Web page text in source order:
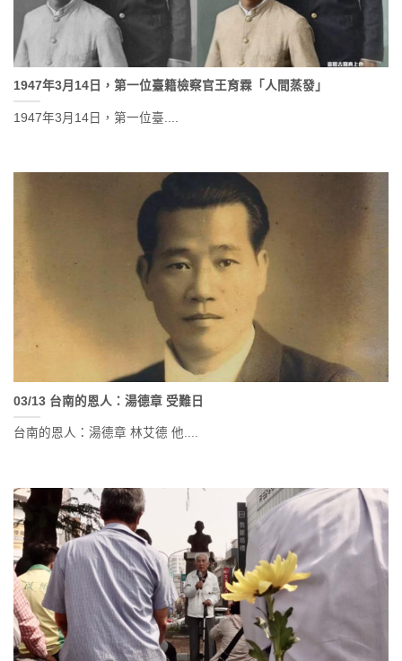
1947年3月14日，第一位臺籍檢察官王育霖「人間蒸發」
1947年3月14日，第一位臺....
03/13 台南的恩人：湯德章 受難日
台南的恩人：湯德章 林艾德 他....